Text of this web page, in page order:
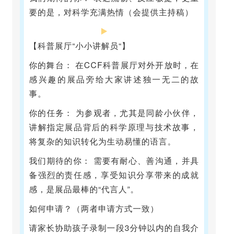
要的是，对科学充满热情（会提供主持稿）
【科普展厅“小小讲解员“】
你的舞台： 在CCF科普展厅对外开放时，在
感兴趣的展品旁给大家讲述独一无二的故
事。
你的任务： 为参观者，尤其是同龄小伙伴，
讲解指定展品背后的科学原理与技术故事，
将复杂的知识转化为生动易懂的语言。
我们期待的你： 需要有耐心、善沟通，并具
备强烈的责任感，享受知识分享带来的成就
感，是展品最棒的“代言人”。
如何申请？（两者申请方式一致）
请家长协助孩子录制一段3分钟以内的自我介